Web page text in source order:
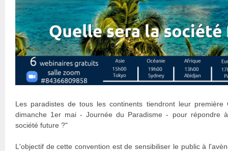
Les paradistes de tous les continents tiendront leur première
dimanche 1er mai - Journée du Paradisme - pour répondre
société future ?"
L'objectif de cette convention est de sensibiliser le public à